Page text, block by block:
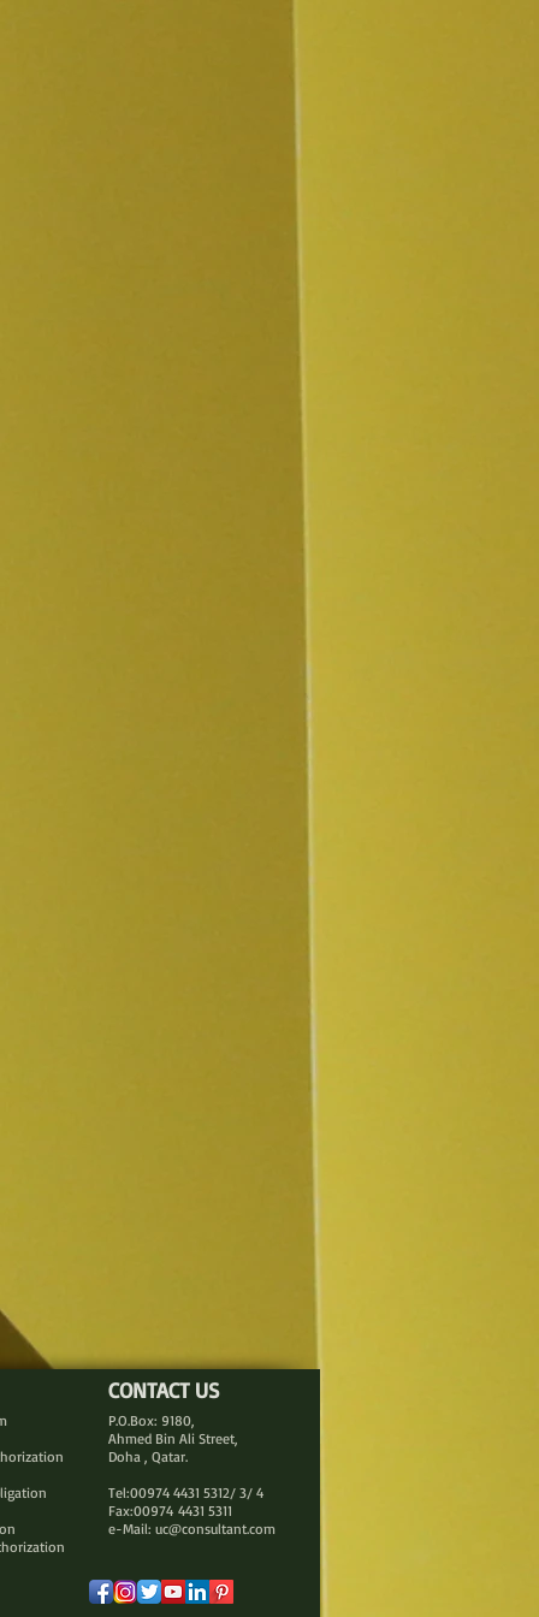
CONTACT US
P.O.Box: 9180,
Ahmed Bin Ali Street,
Doha , Qatar.
Tel:00974 4431 5312/ 3/ 4
Fax:00974 4431 5311
e-Mail: uc@consultant.com